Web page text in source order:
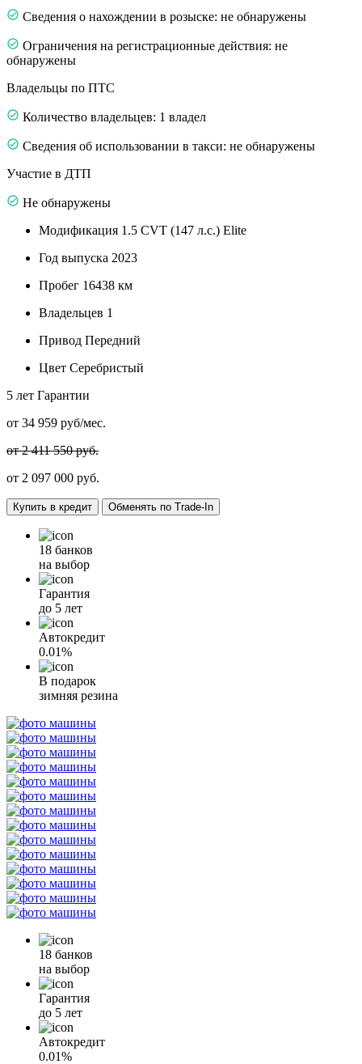
Сведения о нахождении в розыске: не обнаружены
Ограничения на регистрационные действия: не
обнаружены
Владельцы по ПТС
Количество владельцев: 1 владел
Сведения об использовании в такси: не обнаружены
Участие в ДТП
Не обнаружены
Модификация 1.5 CVT (147 л.с.) Elite
Год выпуска 2023
Пробег 16438 км
Владельцев 1
Привод Передний
Цвет Серебристый
5 лет Гарантии
от 34 959 руб/мес.
от 2 411 550 руб.
от 2 097 000 руб.
Купить в кредит Обменять по Trade-In
18 банков
на выбор
Гарантия
до 5 лет
Автокредит
0.01%
В подарок
зимняя резина
18 банков
на выбор
Гарантия
до 5 лет
Автокредит
0.01%